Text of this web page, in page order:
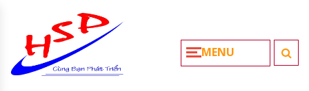
MENU